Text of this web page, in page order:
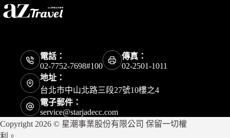
電話：
02-7752-7698#100
傳真：
02-2501-1011
地址：
台北市中山北路三段27號10樓之4
電子郵件：
service@starjadecc.com
Copyright 2026 © 星潮事業股份有限公司 保留一切權